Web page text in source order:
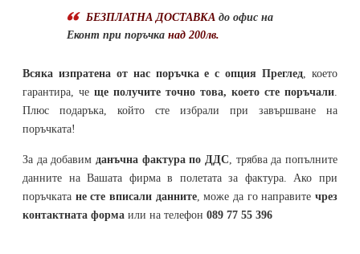
БЕЗПЛАТНА ДОСТАВКА до офис на
Еконт при поръчка над 200лв.
Всяка изпратена от нас поръчка е с опция Преглед , което
гарантира, че ще получите точно това, което сте поръчали
Плюс подаръка, който сте избрали при завършване на
поръчката!
За да добавим данъчна фактура по ДДС , трябва да попълните
данните на Вашата фирма в полетата за фактура. Ако при
поръчката не сте вписали данните, може да го направитечрез
контактната форма или на телефон 089 77 55 396